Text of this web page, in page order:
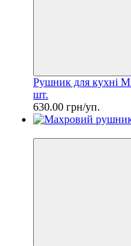
Рушник для кухні
шт.
630.00 грн/уп.